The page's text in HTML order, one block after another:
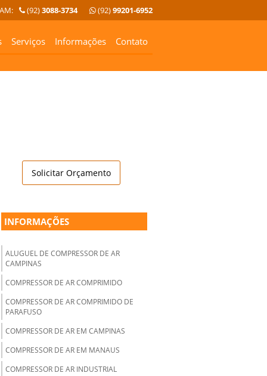
(92)99201-6952
(92)3088-3734
Serviços Informações Contato
Solicitar Orçamento
INFORMAÇÕES
ALUGUEL DE COMPRESSOR DE AR
CAMPINAS
COMPRESSOR DE AR COMPRIMIDO
COMPRESSOR DE AR COMPRIMIDO DE
PARAFUSO
COMPRESSOR DE AR EM CAMPINAS
COMPRESSOR DE AR EM MANAUS
COMPRESSOR DE AR INDUSTRIAL